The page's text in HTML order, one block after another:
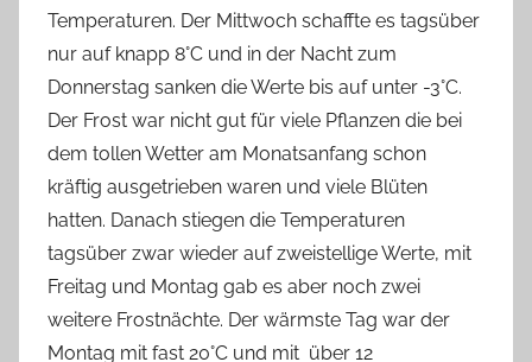
Temperaturen. Der Mittwoch schaffte es tagsüber
nur auf knapp 8°C und in der Nacht zum
Donnerstag sanken die Werte bis auf unter -3°C.
Der Frost war nicht gut für viele Pflanzen die bei
dem tollen Wetter am Monatsanfang schon
kräftig ausgetrieben waren und viele Blüten
hatten. Danach stiegen die Temperaturen
tagsüber zwar wieder auf zweistellige Werte, mit
Freitag und Montag gab es aber noch zwei
weitere Frostnächte. Der wärmste Tag war der
Montag mit fast 20°C und mit über 12